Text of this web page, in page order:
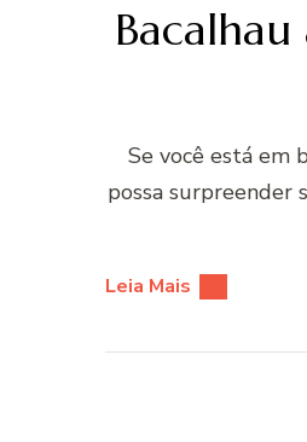
Bacalhau
Se você está em
possa surpreender
Leia Mais